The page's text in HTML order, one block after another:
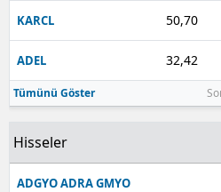
KARCL 50,70
ADEL 32,42
Tümünü Göster
Hisseler
ADGYO ADRA GMYO